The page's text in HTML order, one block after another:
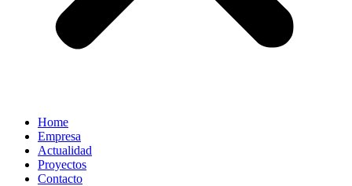
Home
Empresa
Actualidad
Proyectos
Contacto